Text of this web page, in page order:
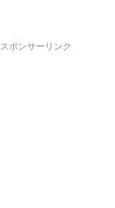
スポンサーリンク